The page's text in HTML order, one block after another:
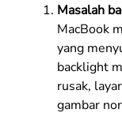
Masalah
MacBook
yang
backlight
rusak,
gambar